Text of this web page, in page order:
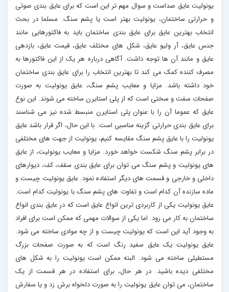
یونولیت عایق صداست و سوال مهم تر این است که برای عایق بندی صوتی
و حرارتی ساختمان، یونولیت بهتر است یا پشم سنگ. مسلما در بحث
انتخاب بهترین عایق برای عایق بندی ساختمان باید به فاکتورهایی مانند
جنس عایق، آر ولیو عایق، شکل های مختلف عایق، قیمت عایق، بازدهی
عایق و مانند آن ها توجه داشت. آگاهی درباره هر یک از این فاکتورها به
مصرف کننده کمک می کند تا بهترین انتخاب را برای عایق بندی ساختمان
خود داشته باشد. مزایا و معایب پشم سنگ، عایق یونولیت به صورت
صفحات سفت و سختی است که از پلی استایرن ساخته می شوند. این نوع
عایق که عموما آن را با عنوان پلی استایرن منبسط شده نیز می شناسند
برای عایق بندی حرارتی گزینه مناسبی است. با این حال، اگر قرار باشد عایق
یونولیت را با عایق پشم سنگ مقایسه کنیم، یونولیت از جهت های مختلفی
در برابر پشم سنگ شکست خواهد خورد. مزایا و معایب یونولیت، از عایق
های یونولیت و پشم سنگ می توان برای عایق بندی سقف، کف، دیوارهای
داخلی و خارجی و قسمت های دیگر استفاده نمود. عایق یونولیت چیست و
ماده سازنده آن کدام است و تفاوت های پشم سنگ با یونولیت کدام است.
عایق یونولیت یکی از کاربردی ترین انواع عایق است که در عایق بندی انواع
ساختمان به کار می رود. اما یکی از سوالات مهمی که ممکن است برای افراد
به وجود آید این است که یونولیت چیست و از چه موادی ساخته می شود.
عایق یونولیت یک عایق سفید رنگ است که به صورت صفحات بزرگ
مستطیلی ساخته می شود. البته ممکن است یونولیت را به شکل های
مختلفی دیده باشید. در هر حال، برای استفاده در هر قسمت از یک
ساختمان، می توان عایق یونولیت را به صورت دلخواه برش زد و یا سفارش